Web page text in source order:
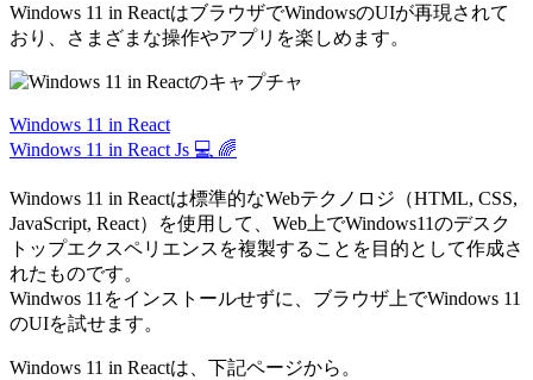
Windows 11 in ReactはブラウザでWindowsのUIが再現されて
おり、さまざまな操作やアプリを楽しめます。
Windows 11 in React
Windows 11 in React Js 💻 🌈
Windows 11 in Reactは標準的なWebテクノロジ（HTML, CSS,
JavaScript, React）を使用して、Web上でWindows11のデスク
トップエクスペリエンスを複製することを目的として作成さ
れたものです。
Windwos 11をインストールせずに、ブラウザ上でWindows 11
のUIを試せます。
Windows 11 in Reactは、下記ページから。